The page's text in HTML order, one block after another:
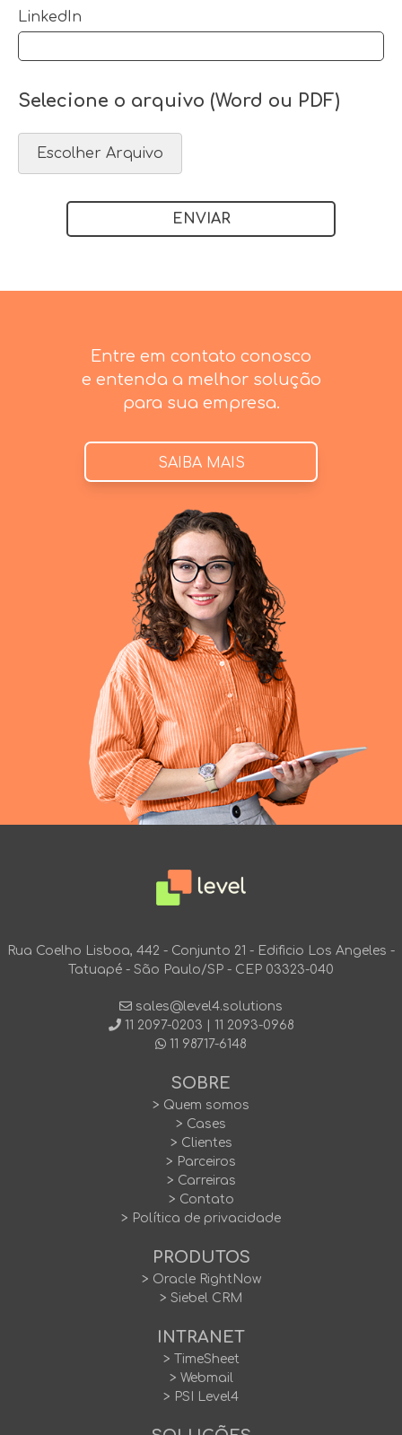
LinkedIn
Selecione o arquivo (Word ou PDF)
Escolher Arquivo
ENVIAR
Entre em contato conosco
e entenda a melhor solução
para sua empresa.
SAIBA MAIS
Rua Coelho Lisboa, 442 - Conjunto 21 - Edificio Los Angeles -
Tatuapé - São Paulo/SP - CEP 03323-040
sales@level4.solutions
11 2097-0203
11 2093-0968
11 98717-6148
SOBRE
> Quem somos
> Cases
> Clientes
> Parceiros
> Carreiras
> Contato
> Política de privacidade
PRODUTOS
> Oracle RightNow
> Siebel CRM
INTRANET
> TimeSheet
> Webmail
> PSI Level4